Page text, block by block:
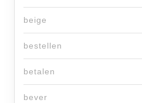
beige
bestellen
betalen
bever